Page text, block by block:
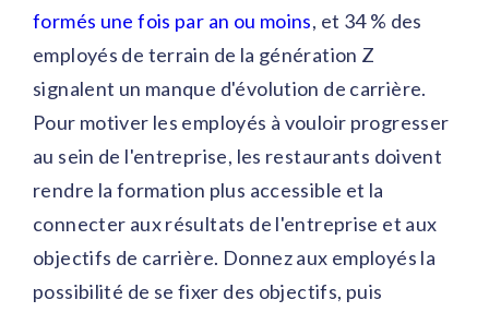
formés une fois par an ou moins, et 34 % des
employés de terrain de la génération Z
signalent un manque d'évolution de carrière.
Pour motiver les employés à vouloir progresser
au sein de l'entreprise, les restaurants doivent
rendre la formation plus accessible et la
connecter aux résultats de l'entreprise et aux
objectifs de carrière. Donnez aux employés la
possibilité de se fixer des objectifs, puis